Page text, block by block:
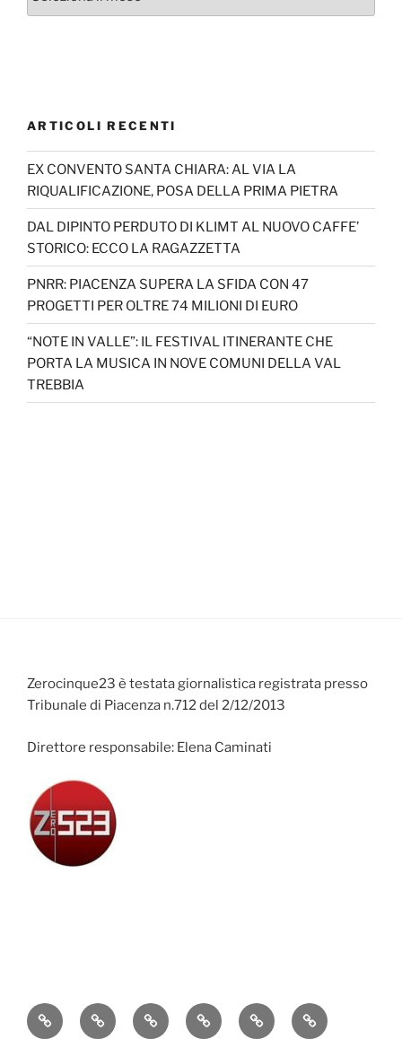
ARTICOLI RECENTI
EX CONVENTO SANTA CHIARA: AL VIA LA
RIQUALIFICAZIONE, POSA DELLA PRIMA PIETRA
DAL DIPINTO PERDUTO DI KLIMT AL NUOVO CAFFE’
STORICO: ECCO LA RAGAZZETTA
PNRR: PIACENZA SUPERA LA SFIDA CON 47
PROGETTI PER OLTRE 74 MILIONI DI EURO
“NOTE IN VALLE”: IL FESTIVAL ITINERANTE CHE
PORTA LA MUSICA IN NOVE COMUNI DELLA VAL
TREBBIA
Zerocinque23 è testata giornalistica registrata presso
Tribunale di Piacenza n.712 del 2/12/2013
Direttore responsabile: Elena Caminati
AttualitàCronacaPolitica EconomiaCultura Sport